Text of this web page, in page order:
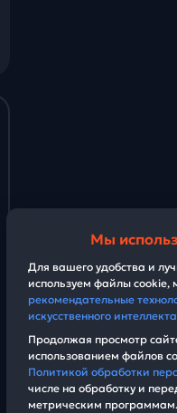
Мы
Для вашего удобства и
используем файлы
рекомендательные
искусственного интеллекта
Продолжая просмотр
использованием файлов
Политикой обработки
числе на обработку и
метрическим программам.